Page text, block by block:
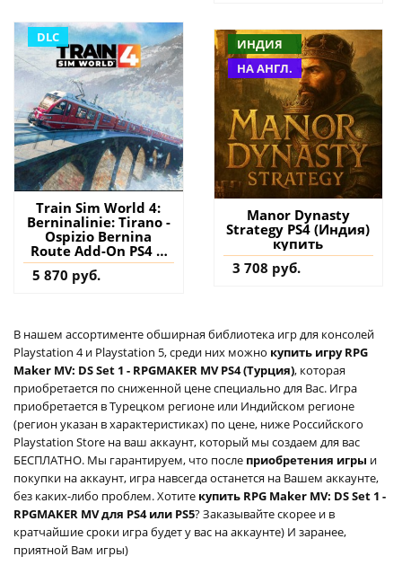
DLC
Train Sim World 4:
Berninalinie: Tirano -
Ospizio Bernina
Route Add-On PS4 &
PS5 (Турция) купить
дополнение на
5 870 руб.
ИНДИЯ
НА АНГЛ.
Manor Dynasty
Strategy PS4 (Индия)
купить
3 708 руб.
В нашем ассортименте обширная библиотека игр для консолей
Playstation 4 и Playstation 5, среди них можно купить игру RPG
Maker MV: DS Set 1 - RPGMAKER MV PS4 (Турция), которая
приобретается по сниженной цене специально для Вас. Игра
приобретается в Турецком регионе или Индийском регионе
(регион указан в характеристиках) по цене, ниже Российского
Playstation Store на ваш аккаунт, который мы создаем для вас
БЕСПЛАТНО. Мы гарантируем, что после приобретения игры и
покупки на аккаунт, игра навсегда останется на Вашем аккаунте,
без каких-либо проблем. Хотите купить RPG Maker MV: DS Set 1 -
RPGMAKER MV для PS4 или PS5? Заказывайте скорее и в
кратчайшие сроки игра будет у вас на аккаунте) И заранее,
приятной Вам игры)